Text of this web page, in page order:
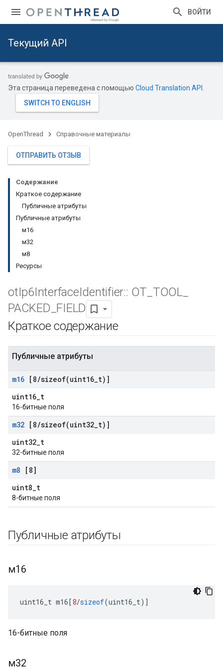
ВОЙТИ
Текущий API
Эта страница переведена с помощью Cloud Translation API
OpenThread Справочные материалы
ОТПРАВИТЬ ОТЗЫВ
Содержание
Краткое содержание
Публичные атрибуты
Публичные атрибуты
м16
м32
м8
Ресурсы
otIp6InterfaceIdentifier:: OT TOOL_
PACKED FIELD
Краткое содержание
Публичные атрибуты
m16 [8/sizeof(uint16 t)]
uint16_t
16-битные поля
m32 [8/sizeof(uint32 t)]
uint32_t
32-битные поля
m8 [8]
uint8_t
8-битные поля
Публичные атрибуты
м16
uint16_t m16[8/sizeof(uint16_t)]
16-битные поля
м32